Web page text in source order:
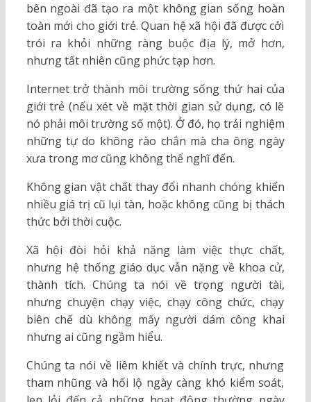
bên ngoài đã tạo ra một không gian sống hoàn
toàn mới cho giới trẻ. Quan hệ xã hội đã được cởi
trói ra khỏi những ràng buộc địa lý, mở hơn,
nhưng tất nhiên cũng phức tạp hơn.
Internet trở thành môi trường sống thứ hai của
giới trẻ (nếu xét về mặt thời gian sử dụng, có lẽ
nó phải môi trường số một). Ở đó, họ trải nghiệm
những tự do không rào chắn mà cha ông ngày
xưa trong mơ cũng không thể nghĩ đến.
Không gian vật chất thay đổi nhanh chóng khiến
nhiều giá trị cũ lụi tàn, hoặc không cũng bị thách
thức bởi thời cuộc.
Xã hội đòi hỏi khả năng làm việc thực chất,
nhưng hệ thống giáo dục vẫn nặng về khoa cử,
thành tích. Chúng ta nói về trọng người tài,
nhưng chuyện chạy việc, chạy công chức, chạy
biên chế dù không mấy người dám công khai
nhưng ai cũng ngầm hiểu.
Chúng ta nói về liêm khiết và chính trực, nhưng
tham nhũng và hối lộ ngày càng khó kiểm soát,